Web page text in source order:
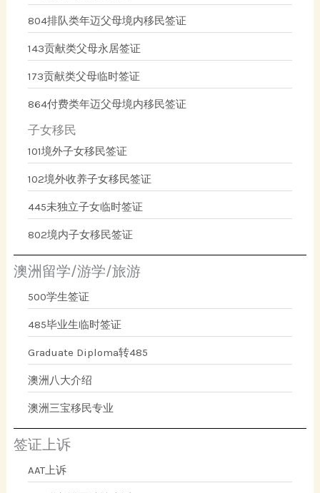
804排队类年迈父母境内移民签证
143贡献类父母永居签证
173贡献类父母临时签证
864付费类年迈父母境内移民签证
子女移民
101境外子女移民签证
102境外收养子女移民签证
445未独立子女临时签证
802境内子女移民签证
澳洲留学/游学/旅游
500学生签证
485毕业生临时签证
Graduate Diploma转485
澳洲八大介绍
澳洲三宝移民专业
签证上诉
AAT上诉